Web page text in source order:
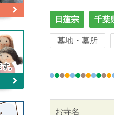
日蓮宗 千葉
墓地・墓所
お寺名